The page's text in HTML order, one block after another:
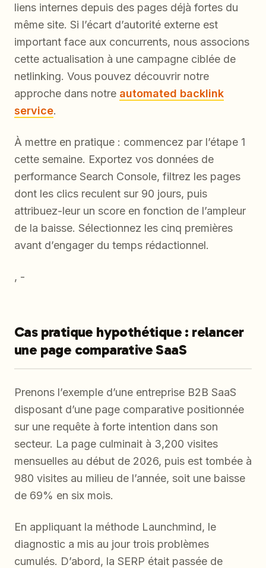
liens internes depuis des pages déjà fortes du
même site. Si l’écart d’autorité externe est
important face aux concurrents, nous associons
cette actualisation à une campagne ciblée de
netlinking. Vous pouvez découvrir notre
approche dans notre automated backlink
service.
À mettre en pratique : commencez par l’étape 1
cette semaine. Exportez vos données de
performance Search Console, filtrez les pages
dont les clics reculent sur 90 jours, puis
attribuez-leur un score en fonction de l’ampleur
de la baisse. Sélectionnez les cinq premières
avant d’engager du temps rédactionnel.
, -
Cas pratique hypothétique : relancer
une page comparative SaaS
Prenons l’exemple d’une entreprise B2B SaaS
disposant d’une page comparative positionnée
sur une requête à forte intention dans son
secteur. La page culminait à 3,200 visites
mensuelles au début de 2026, puis est tombée à
980 visites au milieu de l’année, soit une baisse
de 69% en six mois.
En appliquant la méthode Launchmind, le
diagnostic a mis au jour trois problèmes
cumulés. D’abord, la SERP était passée de